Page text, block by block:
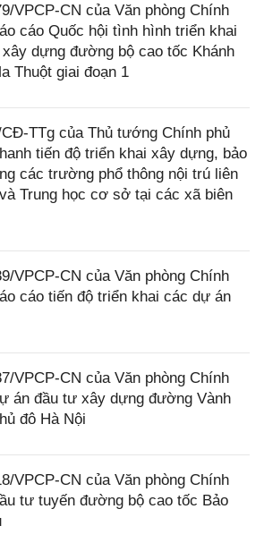
VPCP-CN của Văn phòng Chính
cáo Quốc hội tình hình triển khai
dựng đường bộ cao tốc Khánh
Thuột giai đoạn 1
TTg của Thủ tướng Chính phủ
tiến độ triển khai xây dựng, bảo
các trường phổ thông nội trú liên
Trung học cơ sở tại các xã biên
VPCP-CN của Văn phòng Chính
cáo tiến độ triển khai các dự án
VPCP-CN của Văn phòng Chính
án đầu tư xây dựng đường Vành
đô Hà Nội
VPCP-CN của Văn phòng Chính
tư tuyến đường bộ cao tốc Bảo